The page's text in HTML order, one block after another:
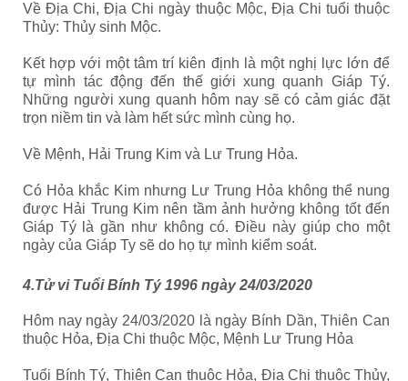
Về Địa Chi, Địa Chi ngày thuộc Mộc, Địa Chi tuổi thuộc
Thủy: Thủy sinh Mộc.
Kết hợp với một tâm trí kiên định là một nghị lực lớn để
tự mình tác động đến thế giới xung quanh Giáp Tý.
Những người xung quanh hôm nay sẽ có cảm giác đặt
trọn niềm tin và làm hết sức mình cùng họ.
Về Mệnh, Hải Trung Kim và Lư Trung Hỏa.
Có Hỏa khắc Kim nhưng Lư Trung Hỏa không thể nung
được Hải Trung Kim nên tầm ảnh hưởng không tốt đến
Giáp Tý là gần như không có. Điều này giúp cho một
ngày của Giáp Ty sẽ do họ tự mình kiểm soát.
4.Tử vi Tuổi Bính Tý 1996 ngày 24/03/2020
Hôm nay ngày 24/03/2020 là ngày Bính Dần, Thiên Can
thuộc Hỏa, Địa Chi thuộc Mộc, Mệnh Lư Trung Hỏa
Tuổi Bính Tý, Thiên Can thuộc Hỏa, Địa Chi thuộc Thủy,